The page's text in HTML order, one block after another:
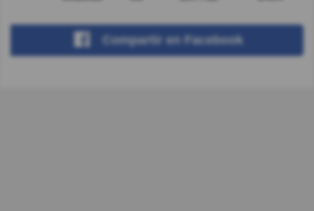
Compartir en Facebook